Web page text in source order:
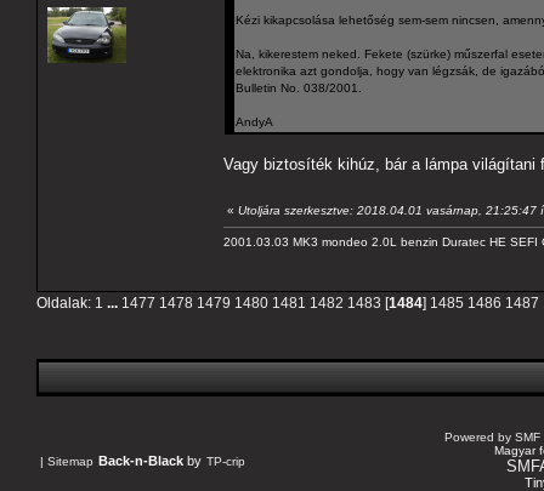
Kézi kikapcsolása lehetőség sem-sem nincsen,
Na, kikerestem neked. Fekete (szürke) műszerfal
elektronika azt gondolja, hogy van légzsák, de
Bulletin No. 038/2001.
AndyA
Vagy biztosíték kihúz, bár a lámpa világítani
« Utoljára szerkesztve: 2018.04.01 vasárnap, 21:25:47
2001.03.03 MK3 mondeo 2.0L benzin Duratec HE
Oldalak: 1 ... 1477 1478 1479 1480 1481 1482 1483 [1484] 1485 1486 1487
| Sitemap Back-n-Black by TP-crip
Powered by SMF
Magyar